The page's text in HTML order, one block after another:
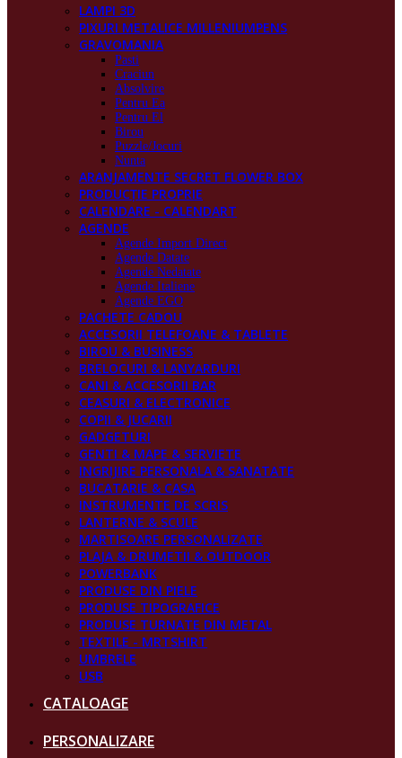
LAMPI 3D
PIXURI METALICE MILLENIUMPENS
GRAVOMANIA
Pasti
Craciun
Absolvire
Pentru Ea
Pentru El
Birou
Puzzle/Jocuri
Nunta
ARANJAMENTE SECRET FLOWER BOX
PRODUCŢIE PROPRIE
CALENDARE - CALENDART
AGENDE
Agende Import Direct
Agende Datate
Agende Nedatate
Agende Italiene
Agende EGO
PACHETE CADOU
ACCESORII TELEFOANE & TABLETE
BIROU & BUSINESS
BRELOCURI & LANYARDURI
CANI & ACCESORII BAR
CEASURI & ELECTRONICE
COPII & JUCARII
GADGETURI
GENTI & MAPE & SERVIETE
INGRIJIRE PERSONALA & SANATATE
BUCATARIE & CASA
INSTRUMENTE DE SCRIS
LANTERNE & SCULE
MARTISOARE PERSONALIZATE
PLAJA & DRUMETII & OUTDOOR
POWERBANK
PRODUSE DIN PIELE
PRODUSE TIPOGRAFICE
PRODUSE TURNATE DIN METAL
TEXTILE - MRTSHIRT
UMBRELE
USB
CATALOAGE
PERSONALIZARE